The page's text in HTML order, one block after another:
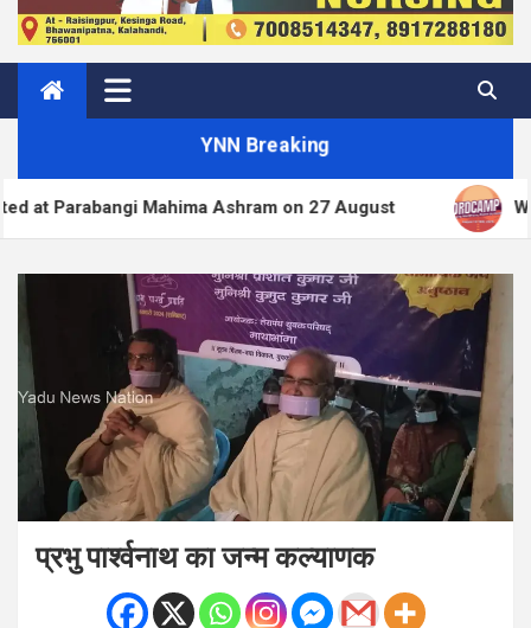
YNN Breaking
Mahima Ashram on 27 August WordPress.org
प्रभु पार्श्वनाथ का जन्म कल्याणक